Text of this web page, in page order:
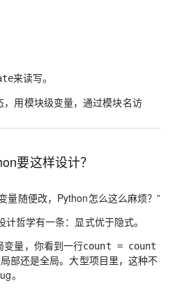
来读写。
用模块级变量，通过模块名访
要这样设计？
量随便改，Python怎么这么麻烦？”
哲学有一条： 显式优于隐式。
变量，你看到一行count = count
部还是全局。大型项目里，这种不
。